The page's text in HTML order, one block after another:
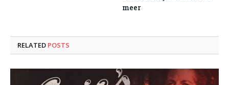
meer
RELATED POSTS